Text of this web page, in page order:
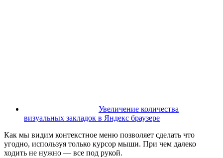
Увеличение количества
визуальных закладок в Яндекс браузере
Как мы видим контекстное меню позволяет сделать что
угодно, используя только курсор мыши. При чем далеко
ходить не нужно — все под рукой.